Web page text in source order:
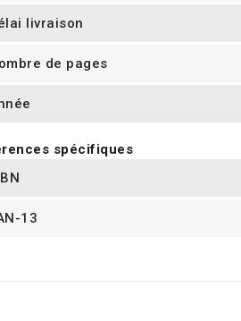
livraison
de pages
spécifiques
13